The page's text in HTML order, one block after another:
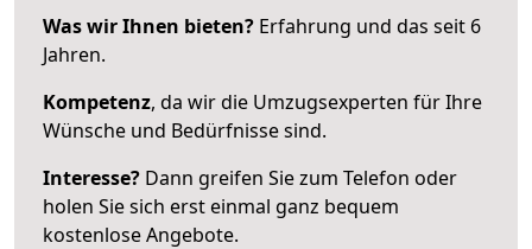
Was wir Ihnen bieten? Erfahrung und das seit 6
Jahren.
Kompetenz, da wir die Umzugsexperten für Ihre
Wünsche und Bedürfnisse sind.
Interesse? Dann greifen Sie zum Telefon oder
holen Sie sich erst einmal ganz bequem
kostenlose Angebote.